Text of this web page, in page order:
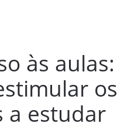
às aulas:
os
a estudar